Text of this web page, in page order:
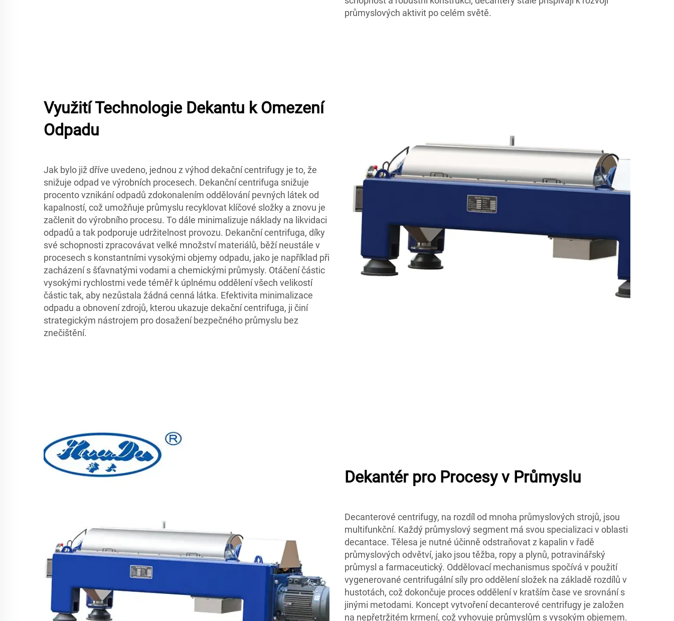
průmyslových aktivit po celém světě.
Využití Technologie Dekantu k Omezení
Odpadu
Jak bylo již dříve uvedeno, jednou z výhod dekační centrifugy je to, že
snižuje odpad ve výrobních procesech. Dekanční centrifuga snižuje
procento vznikání odpadů zdokonalením oddělování pevných látek od
kapalností, což umožňuje průmyslu recyklovat klíčové složky a znovu je
začlenit do výrobního procesu. To dále minimalizuje náklady na likvidaci
odpadů a tak podporuje udržitelnost provozu. Dekanční centrifuga, díky
své schopnosti zpracovávat velké množství materiálů, běží neustále v
procesech s konstantními vysokými objemy odpadu, jako je například při
zacházení s šťavnatými vodami a chemickými průmysly. Otáčení částic
vysokými rychlostmi vede téměř k úplnému oddělení všech velikostí
částic tak, aby nezůstala žádná cenná látka. Efektivita minimalizace
odpadu a obnovení zdrojů, kterou ukazuje dekační centrifuga, ji činí
strategickým nástrojem pro dosažení bezpečného průmyslu bez
znečištění.
Dekantér pro Procesy v Průmyslu
Decanterové centrifugy, na rozdíl od mnoha průmyslových strojů, jsou
multifunkční. Každý průmyslový segment má svou specializaci v oblasti
decantace. Tělesa je nutné účinně odstraňovat z kapalin v řadě
průmyslových odvětví, jako jsou těžba, ropy a plynů, potravinářský
průmysl a farmaceutický. Oddělovací mechanismus spočívá v použití
vygenerované centrifugální síly pro oddělení složek na základě rozdílů v
hustotách, což dokončuje proces oddělení v kratším čase ve srovnání s
jinými metodami. Koncept vytvoření decanterové centrifugy je založen
na nepřetržitém krmení, což vyhovuje průmyslům s vysokým objemem.